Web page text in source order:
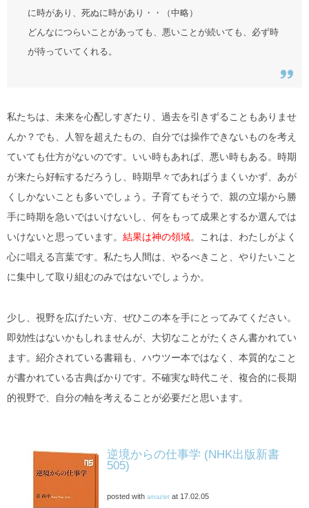
に時があり、死ぬに時があり・・（中略）
どんなにつらいことがあっても、悪いことが続いても、必ず時
が待っていてくれる。
私たちは、未来を心配しすぎたり、過去を引きずることもありませ
んか？でも、人智を超えたもの、自分では操作できないものを考え
ていても仕方がないのです。いい時もあれば、悪い時もある。時期
が来たら好転するだろうし、時期早々であればうまくいかず、あが
くしかないことも多いでしょう。子育てもそうで、親の立場から勝
手に時期を急いではいけないし、何をもって成果とするか選んでは
いけないと思っています。 結果は神の領域。これは、わたしがよく
心に唱える言葉です。私たち人間は、やるべきこと、やりたいこと
に集中して取り組むのみではないでしょうか。
少し、視野を広げたい方、ぜひこの本を手にとってみてください。
即効性はないかもしれませんが、大切なことがたくさん書かれてい
ます。紹介されている書籍も、ハウツー本ではなく、本質的なこと
が書かれている古典ばかりです。不確実な時代こそ、複合的に長期
的視野で、自分の軸を考えることが必要だと思います。
逆境からの仕事学 (NHK出版新書
505)
posted with amazlet at 17.02.05